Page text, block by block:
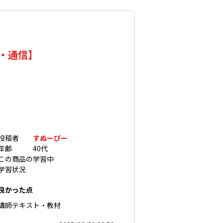
信】
稿者
すぬーぴー
齢
40代
の商品の
習状況
学習中
かった点
師テキスト・教材